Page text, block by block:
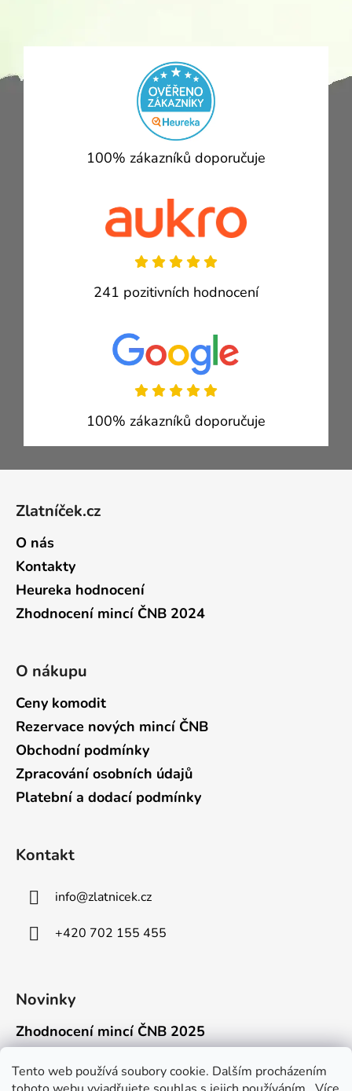
Tento web používá soubory cookie. Dalším procházením
100% zákazníků doporučuje
241 pozitivních hodnocení
100% zákazníků doporučuje
Zlatníček.cz
O nás
Kontakty
Heureka hodnocení
Zhodnocení mincí ČNB 2024
O nákupu
Ceny komodit
Rezervace nových mincí ČNB
Obchodní podmínky
Zpracování osobních údajů
Platební a dodací podmínky
Kontakt
info@zlatnicek.cz
+420 702 155 455
Novinky
Zhodnocení mincí ČNB 2025
Připravili jsme pro vás jednoduchý a př...